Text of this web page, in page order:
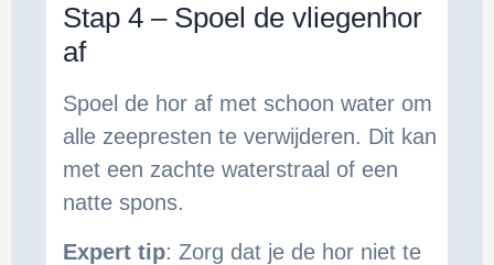
Stap 4 – Spoel de vliegenhor
af
Spoel de hor af met schoon water om
alle zeepresten te verwijderen. Dit kan
met een zachte waterstraal of een
natte spons.
Expert tip: Zorg dat je de hor niet te